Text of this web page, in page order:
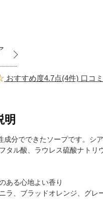
おすすめ度4.7点(4件) 口コ
明
成分でできたソープです。シ
タル酸、ラウレス硫酸ナトリ
ある心地よい香り
ラ、ブラッドオレンジ、グレ